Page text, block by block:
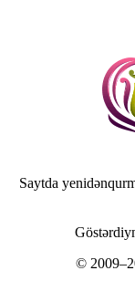
Saytda
©